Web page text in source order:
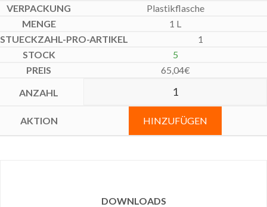
Plastikflasche
1 L
1
5
65,04€
HINZUFÜGEN
DOWNLOADS